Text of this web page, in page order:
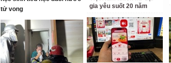
tử vong
gia yêu suốt 20 năm